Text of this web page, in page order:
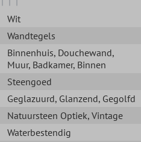
Wit
Wandtegels
Binnenhuis, Douchewand,
Muur, Badkamer, Binnen
Steengoed
Geglazuurd, Glanzend, Gegolfd
Natuursteen Optiek, Vintage
Waterbestendig